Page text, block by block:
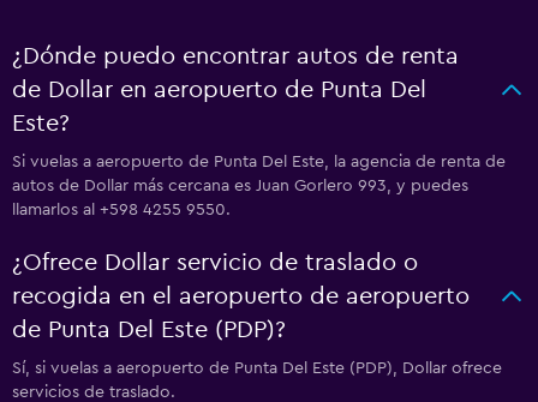
¿Dónde puedo encontrar autos de renta
de Dollar en aeropuerto de Punta Del
Este?
Si vuelas a aeropuerto de Punta Del Este, la agencia de renta de
autos de Dollar más cercana es Juan Gorlero 993, y puedes
llamarlos al +598 4255 9550.
¿Ofrece Dollar servicio de traslado o
recogida en el aeropuerto de aeropuerto
de Punta Del Este (PDP)?
Sí, si vuelas a aeropuerto de Punta Del Este (PDP), Dollar ofrece
servicios de traslado.